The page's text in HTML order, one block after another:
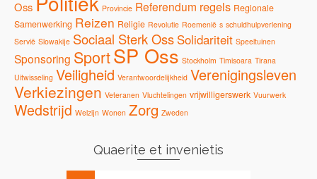
Oss Provincie Referendum regels Regionale
Samenwerking Reizen Religie Revolutie Roemenië s schuldhulpverlening
Servië Slowakije Sociaal Sterk Oss Solidariteit Speeltuinen
Sponsoring SportSP Oss Stockholm Timisoara Tirana
Uitwisseling Veiligheid Verantwoordelijkheid Verenigingsleven
Verkiezingen Veteranen Vluchtelingen vrijwilligerswerk Vuurwerk
Wedstrijd Welzijn Wonen Zorg Zweden
Quaerite et invenietis